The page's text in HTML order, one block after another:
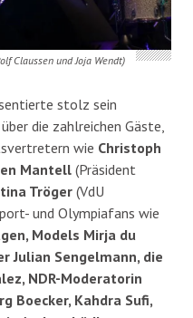
Claussen und Joja Wendt)
stolz sein
die zahlreichen Gäste,
wie Christoph
Mantell(Präsident
Tröger (VdU
und Olympiafans wie
Models Mirja du
Julian Sengelmann, die
NDR-Moderatorin
Boecker, Kahdra Sufi,